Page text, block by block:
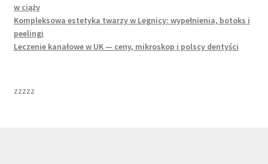
w ciąży
Kompleksowa estetyka twarzy w Legnicy: wypełnienia, botoks i
peelingi
Leczenie kanałowe w UK — ceny, mikroskop i polscy dentyści
zzzzz